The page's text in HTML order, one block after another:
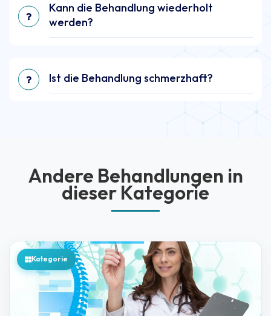
Kann die Behandlung wiederholt
werden?
Ist die Behandlung schmerzhaft?
Andere Behandlungen in
dieser Kategorie
Kategorie